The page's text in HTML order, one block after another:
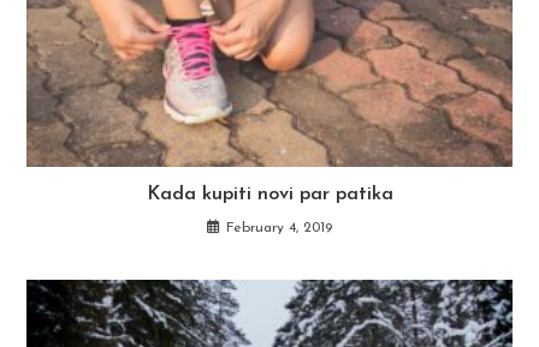
Kada kupiti novi par patika
February 4, 2019